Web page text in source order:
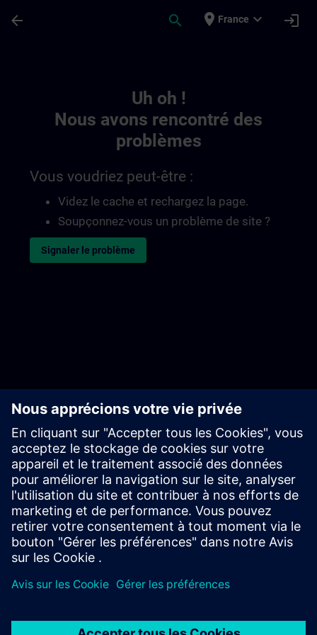
arrow_back search place France expand_more login
Uh oh !
Nous avons rencontré des
problèmes
Vous voudriez peut-être :
Videz le cache et rechargez la page.
Soupçonnez-vous un problème de site ?
Signaler le problème